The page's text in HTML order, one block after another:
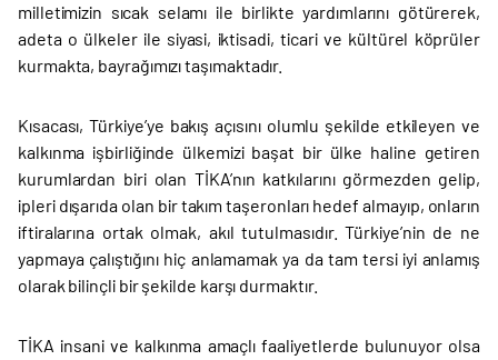
milletimizin sıcak selamı ile birlikte yardımlarını götürerek,
adeta o ülkeler ile siyasi, iktisadi, ticari ve kültürel köprüler
kurmakta, bayrağımızı taşımaktadır.
Kısacası, Türkiye’ye bakış açısını olumlu şekilde etkileyen ve
kalkınma işbirliğinde ülkemizi başat bir ülke haline getiren
kurumlardan biri olan TİKA’nın katkılarını görmezden gelip,
ipleri dışarıda olan bir takım taşeronları hedef almayıp, onların
iftiralarına ortak olmak, akıl tutulmasıdır. Türkiye’nin de ne
yapmaya çalıştığını hiç anlamamak ya da tam tersi iyi anlamış
olarak bilinçli bir şekilde karşı durmaktır.
TİKA insani ve kalkınma amaçlı faaliyetlerde bulunuyor olsa